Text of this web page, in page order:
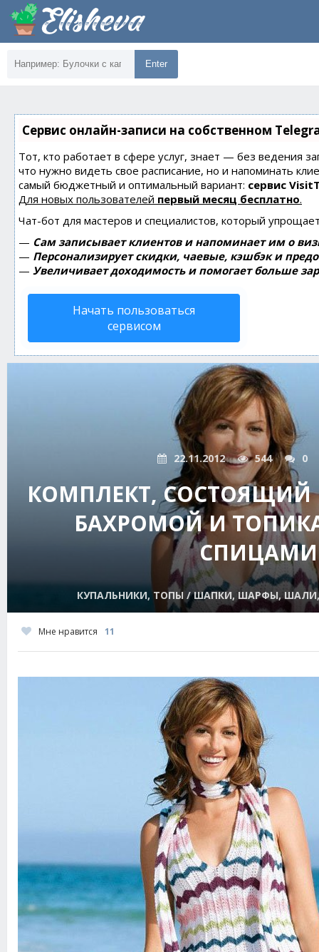
Enter
Сервис онлайн-записи на собственном
Тот, кто работает в сфере услуг, знает — без ведения
что нужно видеть свое расписание, но и напоминать
самый бюджетный и оптимальный вариант: сервис
Для новых пользователей первый месяц бесплатно.
Чат-бот для мастеров и специалистов, который
— Сам записывает клиентов и напоминает им о
— Персонализирует скидки, чаевые, кэшбэк и
— Увеличивает доходимость и помогает больше
Начать пользоваться
сервисом
22.11.2012 544 0
КОМПЛЕКТ,
БАХРОМОЙ И
СПИЦАМИ
КУПАЛЬНИКИ, ТОПЫ / ШАПКИ, ШАРФЫ,
Мне нравится 11